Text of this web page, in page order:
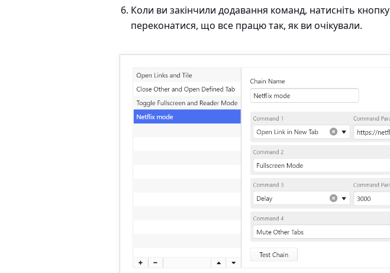
Коли ви закінчили додавання команд, натисніть кнопку
переконатися, що все працю так, як ви очікували.